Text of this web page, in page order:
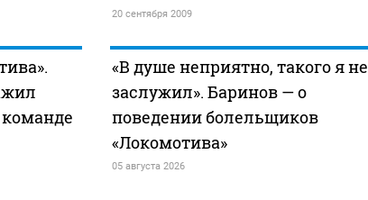
20 сентября 2009
«В душе неприятно, такого я не
заслужил». Баринов — о
поведении болельщиков
«Локомотива»
05 августа 2026